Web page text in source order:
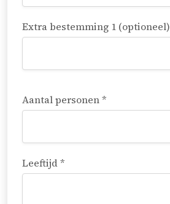
Extra bestemming 1 (optioneel)
Aantal personen *
Leeftijd *